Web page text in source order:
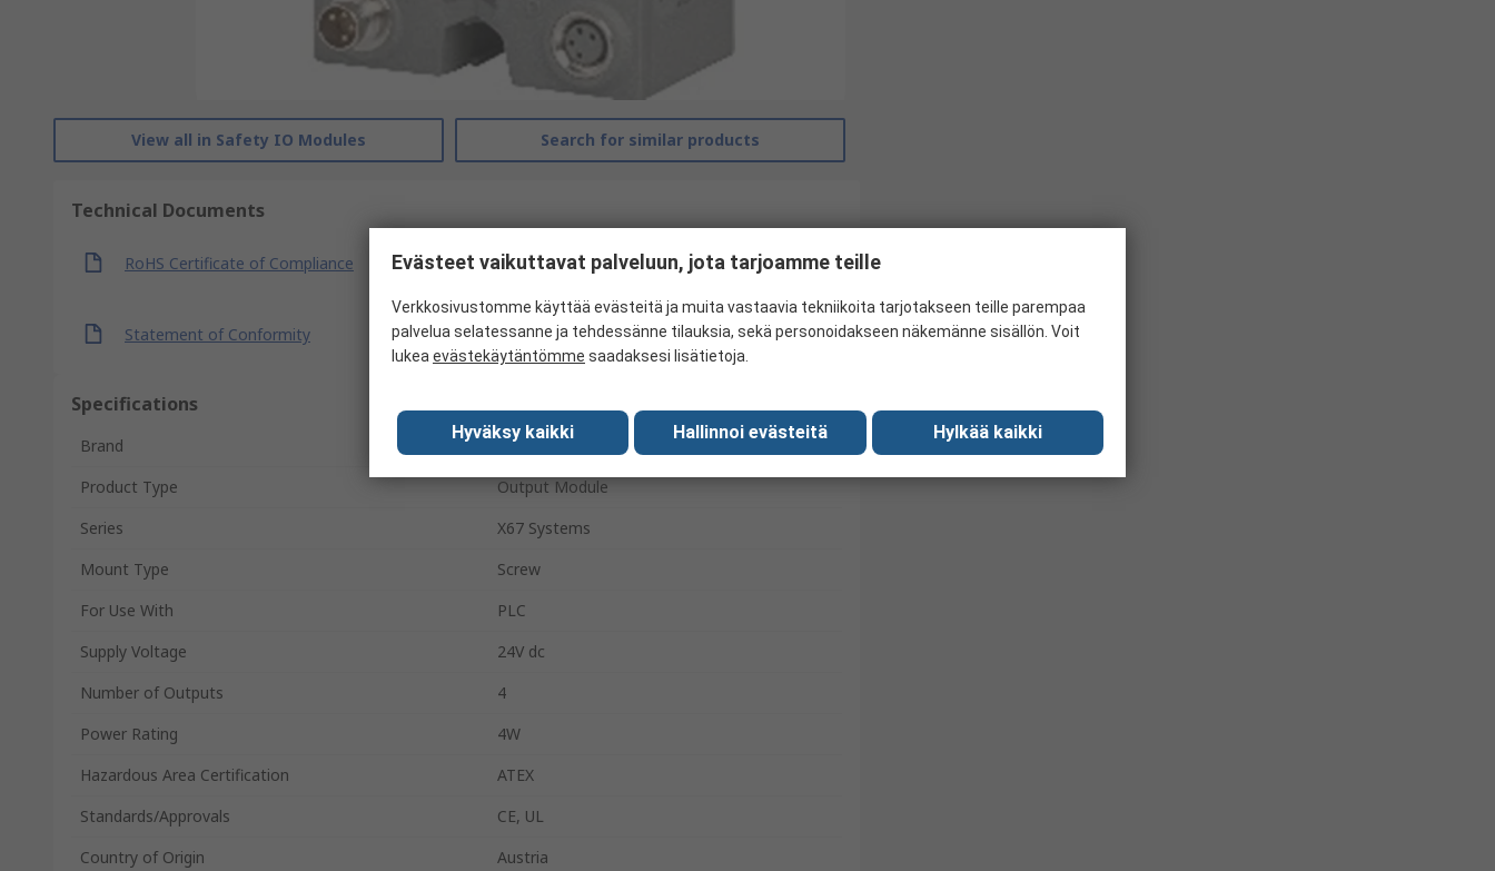
View all in Safety IO Modules Search for similar products
Technical Documents
RoHS Certificate of Compliance
Statement of Conformity
Specifications
Brand
B&R
Product Type
Output Module
Series
X67 Systems
Mount Type
Screw
For Use With
PLC
Supply Voltage
24V dc
Number of Outputs
4
Power Rating
4W
Hazardous Area Certification
ATEX
Standards/Approvals
CE, UL
Country of Origin
Austria
Evästeet vaikuttavat palveluun, jota tarjoamme teille
Verkkosivustomme käyttää evästeitä ja muita vastaavia tekniikoita tarjotakseen teille parempaa
palvelua selatessanne ja tehdessänne tilauksia, sekä personoidakseen näkemänne sisällön. Voit
lukea evästekäytäntömme saadaksesi lisätietoja.
Hyväksy kaikki Hallinnoi evästeitä Hylkää kaikki